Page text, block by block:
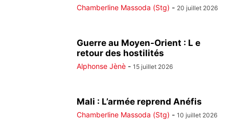
Chamberline Massoda (Stg) - 20 juillet 2026
Guerre au Moyen-Orient : L e
retour des hostilités
Alphonse Jènè - 15 juillet 2026
Mali : L’armée reprend Anéfis
Chamberline Massoda (Stg) - 10 juillet 2026